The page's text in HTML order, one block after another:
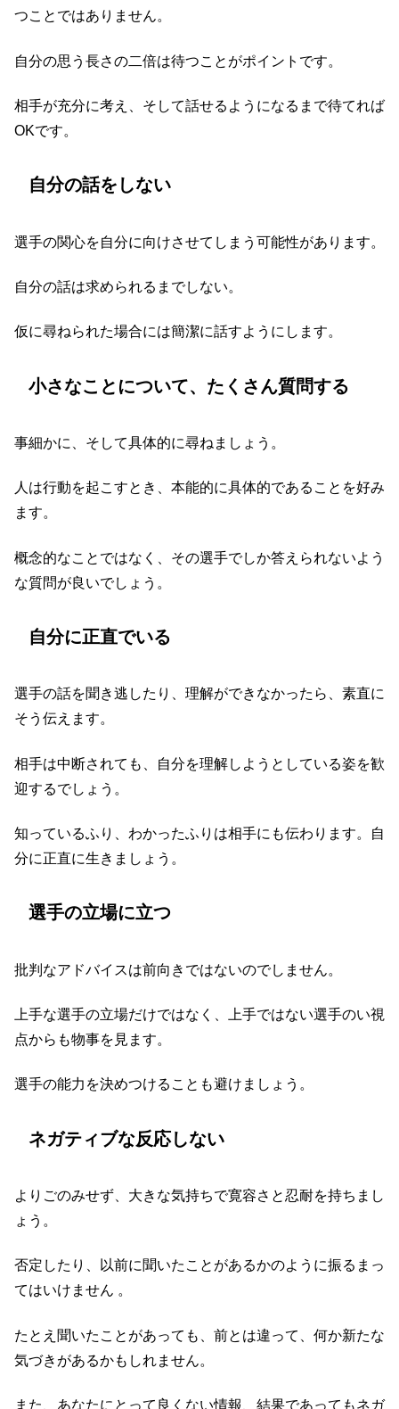
つことではありません。
自分の思う長さの二倍は待つことがポイントです。
相手が充分に考え、そして話せるようになるまで待てれば
OKです。
自分の話をしない
選手の関心を自分に向けさせてしまう可能性があります。
自分の話は求められるまでしない。
仮に尋ねられた場合には簡潔に話すようにします。
小さなことについて、たくさん質問する
事細かに、そして具体的に尋ねましょう。
人は行動を起こすとき、本能的に具体的であることを好み
ます。
概念的なことではなく、その選手でしか答えられないよう
な質問が良いでしょう。
自分に正直でいる
選手の話を聞き逃したり、理解ができなかったら、素直に
そう伝えます。
相手は中断されても、自分を理解しようとしている姿を歓
迎するでしょう。
知っているふり、わかったふりは相手にも伝わります。自
分に正直に生きましょう。
選手の立場に立つ
批判なアドバイスは前向きではないのでしません。
上手な選手の立場だけではなく、上手ではない選手のい視
点からも物事を見ます。
選手の能力を決めつけることも避けましょう。
ネガティブな反応しない
よりごのみせず、大きな気持ちで寛容さと忍耐を持ちまし
ょう。
否定したり、以前に聞いたことがあるかのように振るまっ
てはいけません 。
たとえ聞いたことがあっても、前とは違って、何か新たな
気づきがあるかもしれません。
また、あなたにとって良くない情報、結果であってもネガ